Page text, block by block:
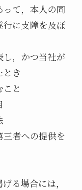
って，本人の同
に支障を及ぼ
，かつ当社が
き
と
者への提供を
る場合には，